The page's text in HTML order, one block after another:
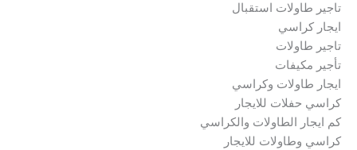
تاجير طاولات استقبال
ايجار كراسي
تاجير طاولات
تأجير مكيفات
ايجار طاولات وكراسي
كراسي حفلات للايجار
كم ايجار الطاولات والكراسي
كراسي وطاولات للايجار